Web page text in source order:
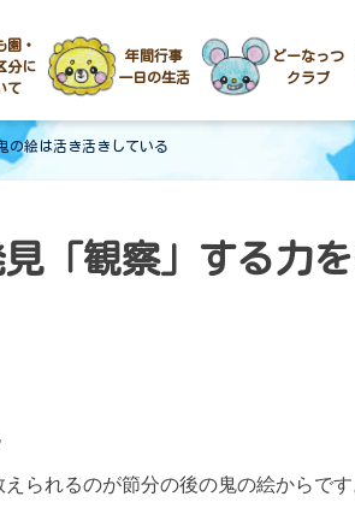
園・
分に
て
年間行事
一日の生活
どーなっつ
クラブ
の絵は活き活きしている
「観察」する力
えられるのが節分の後の鬼の絵からで